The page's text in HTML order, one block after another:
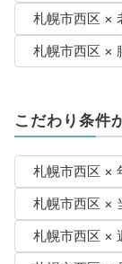
札幌市西区 ×
札幌市西区 ×
こだわり条件
札幌市西区 ×
札幌市西区 ×
札幌市西区 ×